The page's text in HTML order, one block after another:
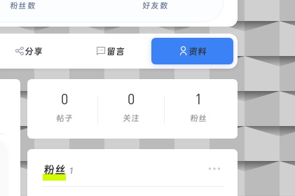
粉丝数 好友数
分享 留言 资料
0
帖子
0
关注
1
粉丝
粉丝 1